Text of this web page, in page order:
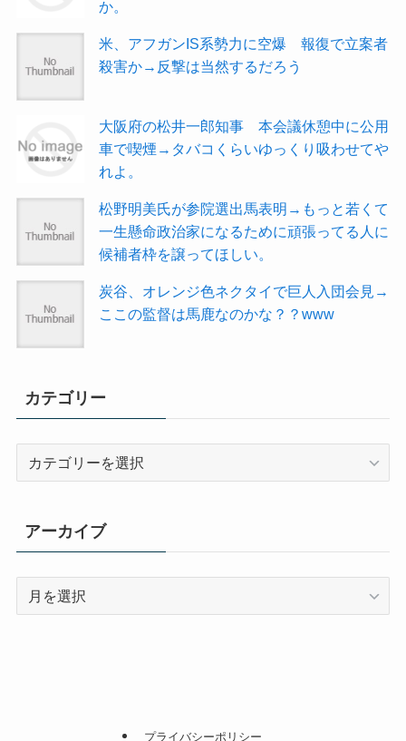
か。
米、アフガンIS系勢力に空爆 報復で立案者
殺害か→反撃は当然するだろう
大阪府の松井一郎知事 本会議休憩中に公用
車で喫煙→タバコくらいゆっくり吸わせてや
れよ。
松野明美氏が参院選出馬表明→もっと若くて
一生懸命政治家になるために頑張ってる人に
候補者枠を譲ってほしい。
炭谷、オレンジ色ネクタイで巨人入団会見→
ここの監督は馬鹿なのかな？？www
カテゴリー
リ
ー
アーカイブ
プライバシーポリシー